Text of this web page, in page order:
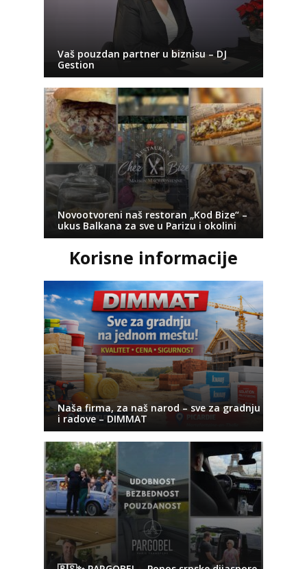
Vaš pouzdan partner u biznisu – DJ
Gestion
Novootvoreni naš restoran „Kod Bize“ –
ukus Balkana za sve u Parizu i okolini
Korisne informacije
Naša firma, za naš narod – sve za gradnju
i radove – DIMMAT